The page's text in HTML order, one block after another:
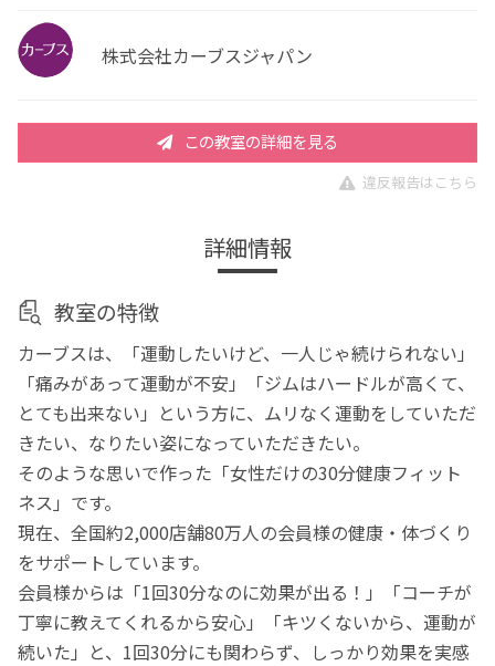
株式会社カーブスジャパン
この教室の詳細を見る
違反報告はこちら
詳細情報
教室の特徴
カーブスは、「運動したいけど、一人じゃ続けられない」
「痛みがあって運動が不安」「ジムはハードルが高くて、
とても出来ない」という方に、ムリなく運動をしていただ
きたい、なりたい姿になっていただきたい。
そのような思いで作った「女性だけの30分健康フィット
ネス」です。
現在、全国約2,000店舗80万人の会員様の健康・体づくり
をサポートしています。
会員様からは「1回30分なのに効果が出る！」「コーチが
丁寧に教えてくれるから安心」「キツくないから、運動が
続いた」と、1回30分にも関わらず、しっかり効果を実感